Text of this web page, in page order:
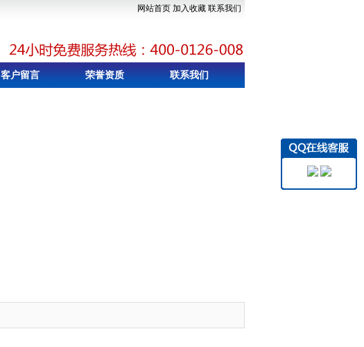
网站首页 加入收藏 联系我们
客户留言 荣誉资质 联系我们